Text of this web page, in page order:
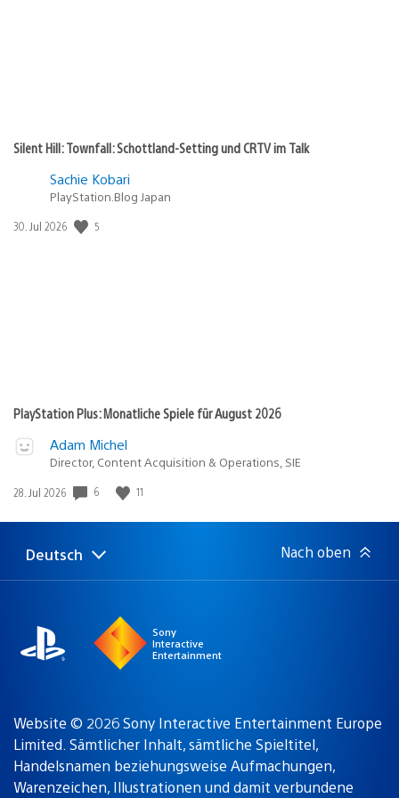
Silent Hill: Townfall: Schottland-Setting und CRTV im Talk
Sachie Kobari
PlayStation.Blog Japan
Veröffentlichungsdatum:
30. Jul 2026 5
PlayStation Plus: Monatliche Spiele für August 2026
Adam Michel
Director, Content Acquisition & Operations, SIE
Veröffentlichungsdatum:
28. Jul 2026 6 11
Select
a
Aktuelle
Region:
Deutsch Nach oben
Sony
Interactive
Entertainment
Website © 2026 Sony Interactive Entertainment Europe
Limited. Sämtlicher Inhalt, sämtliche Spieltitel,
Handelsnamen beziehungsweise Aufmachungen,
Warenzeichen, Illustrationen und damit verbundene